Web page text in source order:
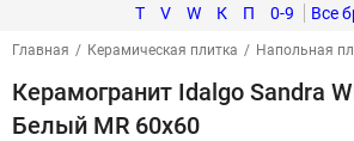
T
V W К П 0-9
Главная / Керамическая плитка / Напольная
Керамогранит Idalgo Sandra
Белый MR 60x60